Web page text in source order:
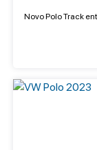
Novo Polo Track